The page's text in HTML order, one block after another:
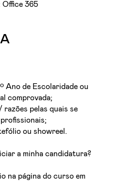
Office 365
Ano de Escolaridade ou
comprovada;
pelas quais se
ou showreel.
a minha candidatura?
na página do curso em